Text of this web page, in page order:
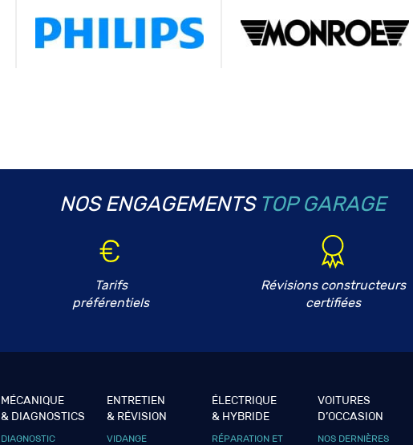
NOS ENGAGEMENTS TOP GARAGE
Tarifs
préférentiels
Révisions constructeurs
certifiées
MÉCANIQUE
& DIAGNOSTICS
DIAGNOSTIC
ENTRETIEN
& RÉVISION
VIDANGE
ÉLECTRIQUE
& HYBRIDE
RÉPARATION ET
VOITURES
D’OCCASION
NOS DERNIÈRES